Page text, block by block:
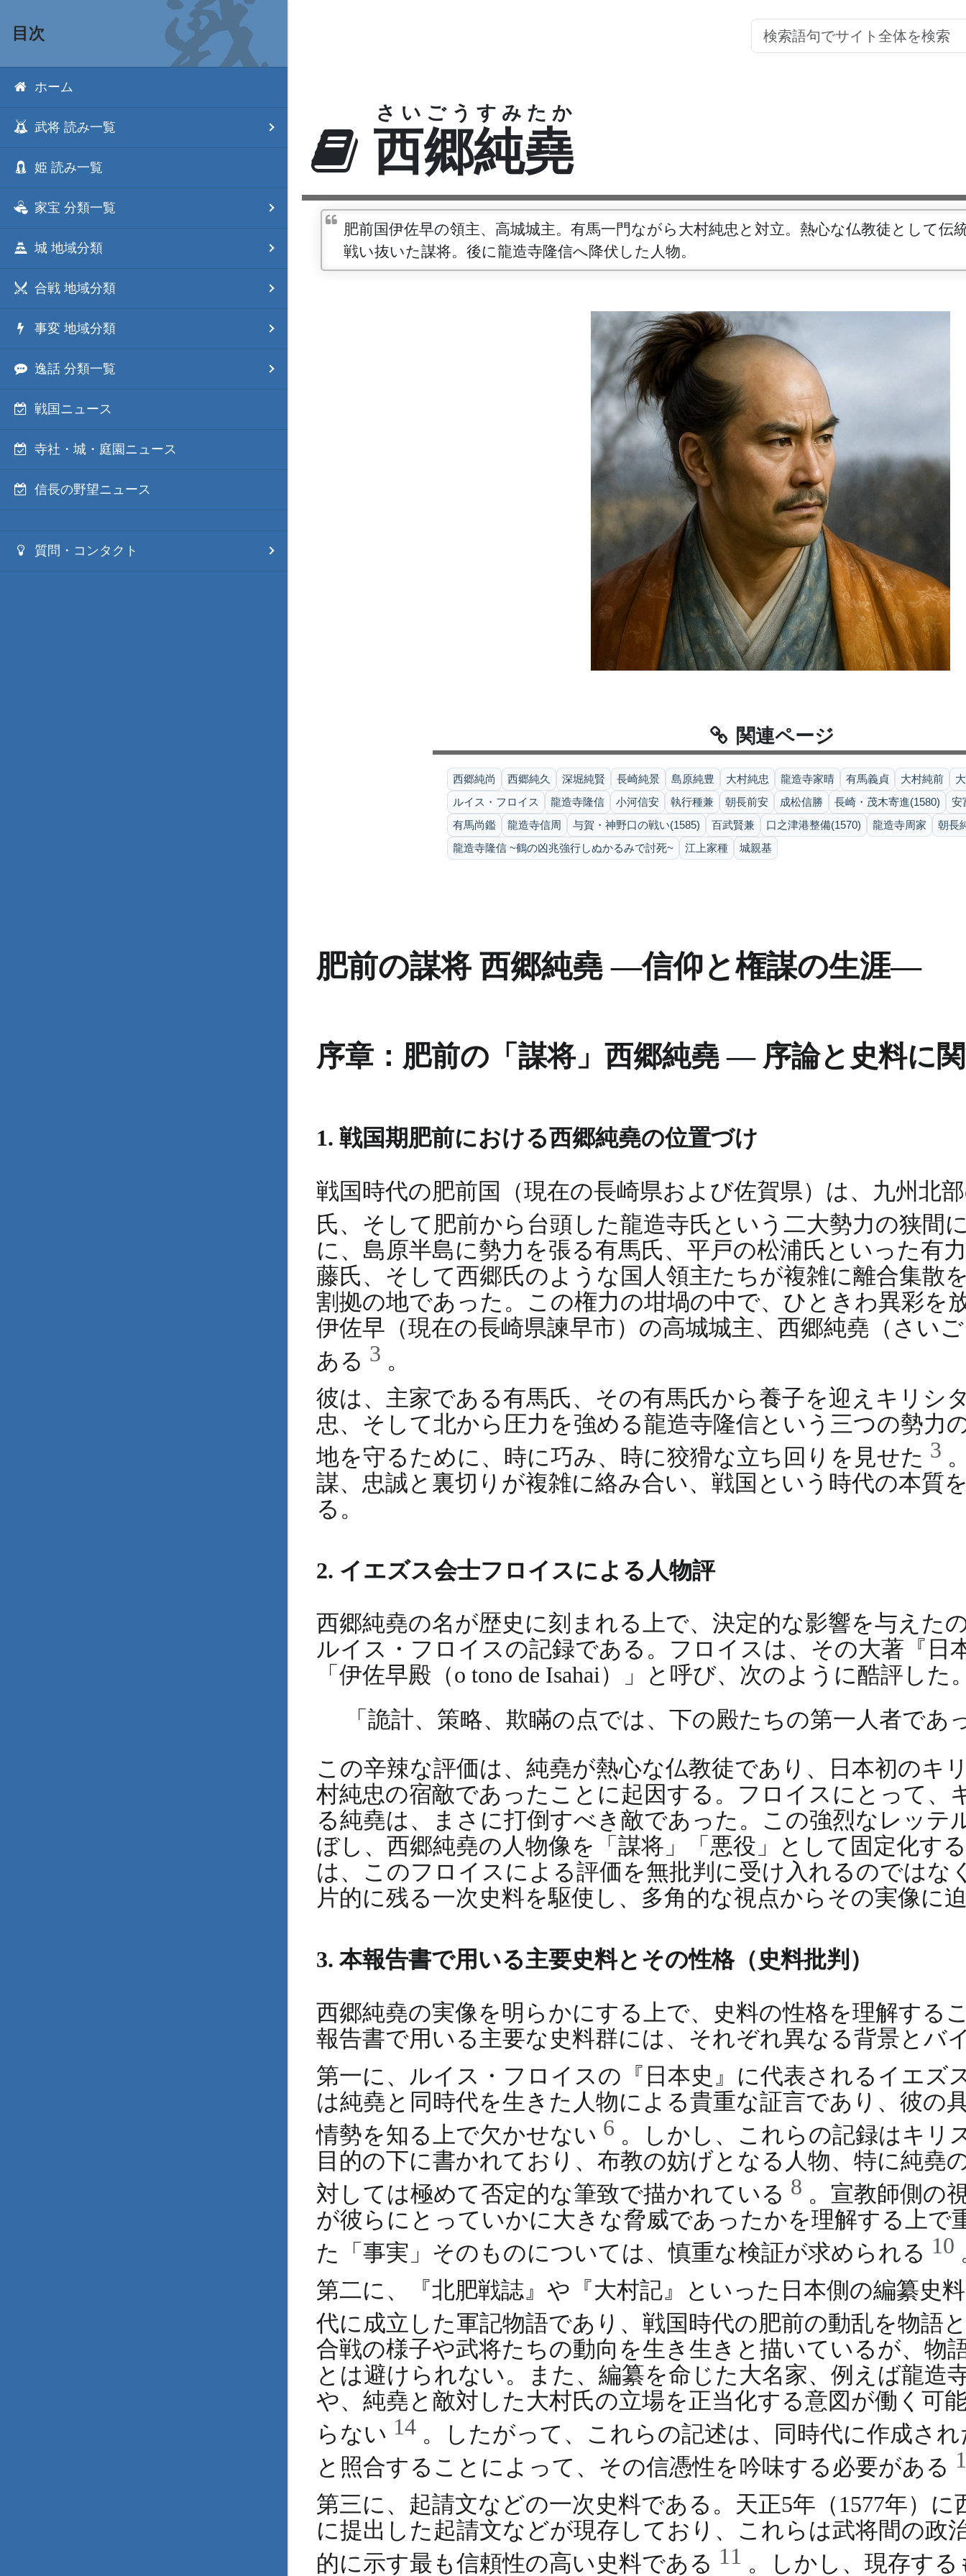
目次
ホーム
武将 読み一覧
姫 読み一覧
家宝 分類一覧
城 地域分類
合戦 地域分類
事変 地域分類
逸話 分類一覧
戦国ニュース
寺社・城・庭園ニュース
信長の野望ニュース
質問・コンタクト
西郷純堯
さいごうすみたか
肥前国伊佐早の領主、高城城主。有馬一門ながら大村純忠と対立。熱心な仏教徒として伝
戦い抜いた謀将。後に龍造寺隆信へ降伏した人物。
関連ページ
西郷純尚 西郷純久 深堀純賢 長崎純景 島原純豊 大村純忠 龍造寺家晴 有馬義貞 大村純前
ルイス・フロイス
龍造寺隆信 小河信安 執行種兼 朝長前安 成松信勝 長崎・茂木寄進(1580)
安
有馬尚鑑
龍造寺信周 与賀・神野口の戦い(1585) 百武賢兼 口之津港整備(1570) 龍造寺周家
朝長
龍造寺隆信 ~鶴の凶兆強行しぬかるみで討死~
江上家種 城親基
肥前の謀将 西郷純堯 ―信仰と権謀の生涯―
序章：肥前の「謀将」西郷純堯 ― 序論と史料に
1. 戦国期肥前における西郷純堯の位置づけ
戦国時代の肥前国（現在の長崎県および佐賀県）は、九州北
氏、そして肥前から台頭した龍造寺氏という二大勢力の狭間
に、島原半島に勢力を張る有馬氏、平戸の松浦氏といった有
藤氏、そして西郷氏のような国人領主たちが複雑に離合集散
割拠の地であった。この権力の坩堝の中で、ひときわ異彩を
伊佐早（現在の長崎県諫早市）の高城城主、西郷純堯（さい
ある 3 。
彼は、主家である有馬氏、その有馬氏から養子を迎えキリシ
忠、そして北から圧力を強める龍造寺隆信という三つの勢力
地を守るために、時に巧み、時に狡猾な立ち回りを見せた 3
謀、忠誠と裏切りが複雑に絡み合い、戦国という時代の本質
る。
2. イエズス会士フロイスによる人物評
西郷純堯の名が歴史に刻まれる上で、決定的な影響を与えた
ルイス・フロイスの記録である。フロイスは、その大著『日
「伊佐早殿（o tono de Isahai）」と呼び、次のように酷評した
「詭計、策略、欺瞞の点では、下の殿たちの第一人者であ
この辛辣な評価は、純堯が熱心な仏教徒であり、日本初のキ
村純忠の宿敵であったことに起因する。フロイスにとって、
る純堯は、まさに打倒すべき敵であった。この強烈なレッテ
ぼし、西郷純堯の人物像を「謀将」「悪役」として固定化す
は、このフロイスによる評価を無批判に受け入れるのではな
片的に残る一次史料を駆使し、多角的な視点からその実像に
3. 本報告書で用いる主要史料とその性格（史料批判）
西郷純堯の実像を明らかにする上で、史料の性格を理解する
報告書で用いる主要な史料群には、それぞれ異なる背景とバ
第一に、ルイス・フロイスの『日本史』に代表されるイエズ
は純堯と同時代を生きた人物による貴重な証言であり、彼の
情勢を知る上で欠かせない 6 。しかし、これらの記録はキリ
目的の下に書かれており、布教の妨げとなる人物、特に純堯
対しては極めて否定的な筆致で描かれている 8 。宣教師側の
が彼らにとっていかに大きな脅威であったかを理解する上で
た「事実」そのものについては、慎重な検証が求められる 10
第二に、『北肥戦誌』や『大村記』といった日本側の編纂史
代に成立した軍記物語であり、戦国時代の肥前の動乱を物語
合戦の様子や武将たちの動向を生き生きと描いているが、物
とは避けられない。また、編纂を命じた大名家、例えば龍造
や、純堯と敵対した大村氏の立場を正当化する意図が働く可
らない 14 。したがって、これらの記述は、同時代に作成さ
と照合することによって、その信憑性を吟味する必要がある
第三に、起請文などの一次史料である。天正5年（1577年）
に提出した起請文などが現存しており、これらは武将間の政
的に示す最も信頼性の高い史料である 11 。しかし、現存す